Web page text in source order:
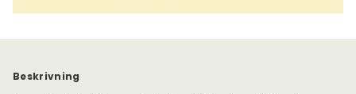
Beskrivning